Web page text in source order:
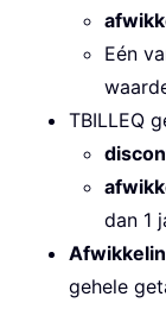
Eén
TBILLEQ
dan 1
gehele